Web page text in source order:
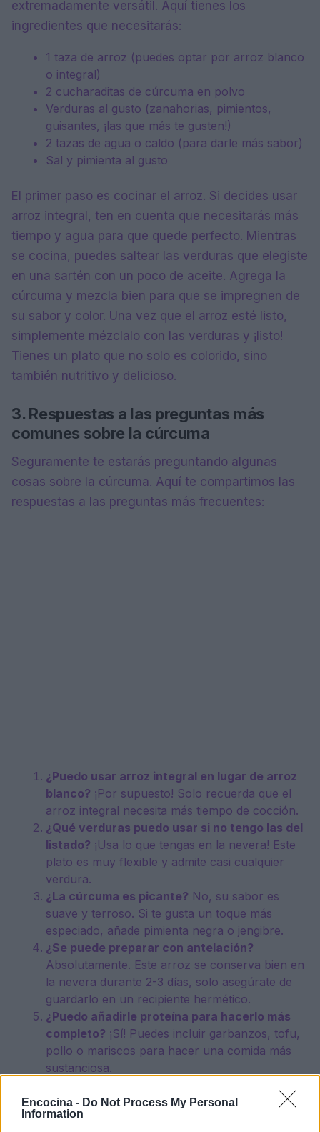
Encocina - Do Not Process My Personal
Information
extremadamente versátil. Aquí tienes los
ingredientes que necesitarás:
1 taza de arroz (puedes optar por arroz blanco
o integral)
2 cucharaditas de cúrcuma en polvo
Verduras al gusto (zanahorias, pimientos,
guisantes, ¡las que más te gusten!)
2 tazas de agua o caldo (para darle más sabor)
Sal y pimienta al gusto
El primer paso es cocinar el arroz. Si decides usar
arroz integral, ten en cuenta que necesitarás más
tiempo y agua para que quede perfecto. Mientras
se cocina, puedes saltear las verduras que elegiste
en una sartén con un poco de aceite. Agrega la
cúrcuma y mezcla bien para que se impregnen de
su sabor y color. Una vez que el arroz esté listo,
simplemente mézclalo con las verduras y ¡listo!
Tienes un plato que no solo es colorido, sino
también nutritivo y delicioso.
3. Respuestas a las preguntas más
comunes sobre la cúrcuma
Seguramente te estarás preguntando algunas
cosas sobre la cúrcuma. Aquí te compartimos las
respuestas a las preguntas más frecuentes:
¿Puedo usar arroz integral en lugar de arroz
blanco? ¡Por supuesto! Solo recuerda que el
arroz integral necesita más tiempo de cocción.
¿Qué verduras puedo usar si no tengo las del
listado? ¡Usa lo que tengas en la nevera! Este
plato es muy flexible y admite casi cualquier
verdura.
¿La cúrcuma es picante? No, su sabor es
suave y terroso. Si te gusta un toque más
especiado, añade pimienta negra o jengibre.
¿Se puede preparar con antelación?
Absolutamente. Este arroz se conserva bien en
la nevera durante 2-3 días, solo asegúrate de
guardarlo en un recipiente hermético.
¿Puedo añadirle proteína para hacerlo más
completo? ¡Sí! Puedes incluir garbanzos, tofu,
pollo o mariscos para hacer una comida más
sustanciosa.
La cúrcuma no solo añade color y sabor a tus